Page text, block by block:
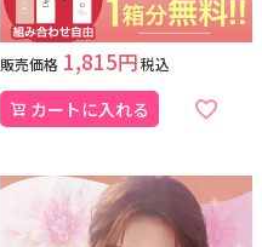
販売価格 1,815 税込
カートに入れる